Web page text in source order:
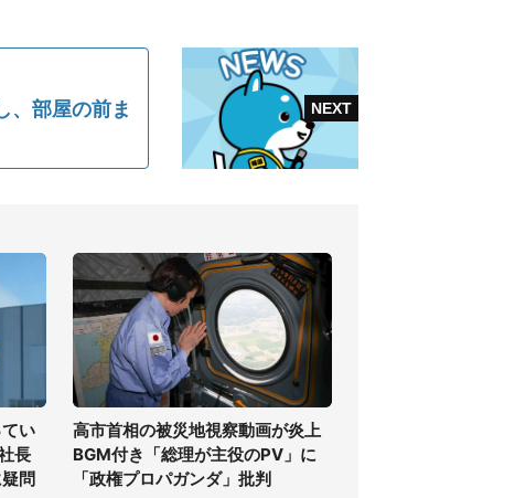
、部屋の前ま
い
長
問
高市首相の被災地視察動画が炎上
BGM付き「総理が主役のPV」に
「政権プロパガンダ」批判